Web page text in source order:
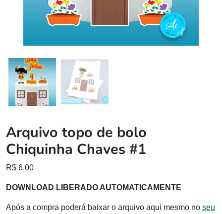
Arquivo topo de bolo
Chiquinha Chaves #1
R$ 6,00
DOWNLOAD LIBERADO AUTOMATICAMENTE
Após a compra poderá baixar o arquivo aqui mesmo no seu